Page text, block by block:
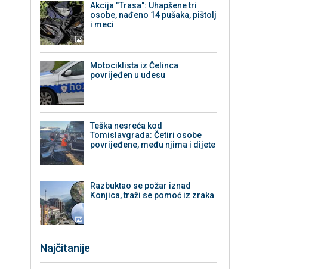
Akcija "Trasa": Uhapšene tri
osobe, nađeno 14 pušaka, pištolj
i meci
Motociklista iz Čelinca
povrijeđen u udesu
Teška nesreća kod
Tomislavgrada: Četiri osobe
povrijeđene, među njima i dijete
Razbuktao se požar iznad
Konjica, traži se pomoć iz zraka
Najčitanije